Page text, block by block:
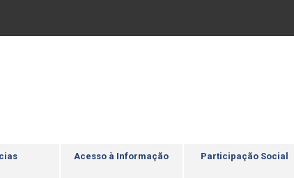
sítio)
Acesso à Informação Participação Social